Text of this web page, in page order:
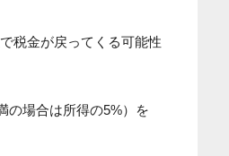
税金が戻ってくる可能性
の場合は所得の5%）を